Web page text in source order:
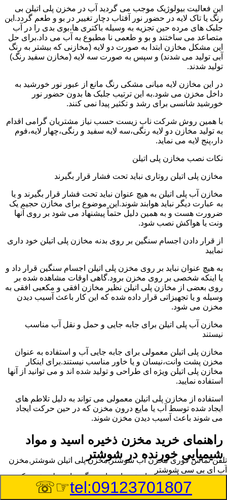
این فعالیت بیولوژیک موجب می گردید آب در مخزن پلی اتیلن بی
رنگ یا تاک لایه در حضور نور آفتاب دچار تغییر در بو و طعم گردد.این
جلبک های مرده حین تجزیه به وسیله باکتری ها،بوی بدی را در آب
متصاعد می ساختند و بو و طعمی نا مطبوع به آب می داد.برای حل
این مشکل مخازن ابتدا به صورت دو لایه (مخازنی که بیشتر به رنگ
آبی تولید می شدند) و سپس به صورت سه لایه (مخازن سفید رنگ)
تولید شدند.
در این مخازن لایه میانی مشکی رنگ مانع از عبور نور خورشید به
داخل مخزن می شود.به این ترتیب جلبک ها بدون حضور نور
خورشید شانسی برای رشد و تکثیر پیدا نمی کنند.
با همین روش شرکت ناب زیست حسب نیاز مشتریان گرامی اقدام
به تولید مخازن دو لایه رنگی،سه لایه سفید و رنگی،چهار لایه،فوم
دار،پنج لایه می نماید.
نکات نصب مخازن پلی اتیلن
مخازن پلی اتیلن روتاری نباید تحت فشار قرار بگیرند
مخازن آب پلی اتیلن به هیچ عنوان نباید تحت فشار قرار بگیرند و یا
به عبارت دیگر نباید هوابند شوند.این موضوع برای مخازن حجیم یک
ضرورت هست و به همین دلیل حتماً پیشنهاد می شود بر روی آنها
ونت یا هواکش نصب شود.
از قرار دادن اجسام سنگین بر روی بدنه مخازن پلی اتیلن خود داری
نمایید
به هیچ عنوان نباید بر روی مخزن پلی اتیلن اجسام سنگین قرار داد و
یا اینکه شخصی بر روی مخزن برود.گاهی اوقات مشاهده شده بر
روی بعضی از مخازن پلی اتیلن نظیر مخازن افقی و مکعبی افقی به
وسیله و یا تجهیزاتی قرار داده شده که این کار باعث آسیب دیدن
مخزن می شود.
مخازن آب پلی اتیلن برای جابه جایی و حمل و نقل آب مناسب
نیستند
مخازن پلی اتیلن معمولی برای جابه جایی آب و استفاده به عنوان
مخزن پشت وانت،نیسان و یا خاور مناسب نیستند.برای اینکار
مخازن پلی اتیلن ویژه ای طراحی و تولید شده اند و می توانید از آنها
استفاده نمایید.
استفاده از مخازن پلی اتیلن معمولی می تواند به دلیل تلاطم های
ایجاد شده توسط آب یا مایع درون مخزن که در حین حرکت ایجاد
می شوند باعث آسیب دیدن مخزن شوند.
راهنمای خرید مخزن ذخیره اسید و مواد
شیمیایی خورنده در شوشتر
مخزن ذخیره اسید و مواد شیمیایی باید به گونه ای تولید شوند که
بتوانند در برابر چگالی نسبتا بالا و خورندگی انواع اسیدها مقاومت
کافی داشته باشند.به همین دلیل نمی توان در هر مخزنی اسید و مواد
تلفن تماس فوریمخزن آب شوشتر,مخزن پلی اتیلن شوشتر,مخزن
آب ای بی سی شوشتر
tel:09123701807
☞☏